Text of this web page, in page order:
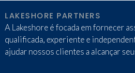
LAKESHORE PARTNERS
A Lakeshore é focada em fornecer
qualificada, experiente e
ajudar nossos clientes a alcançar